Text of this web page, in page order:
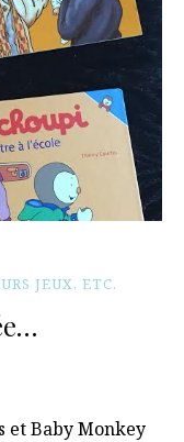
JEUX, ETC.
et Baby Monkey